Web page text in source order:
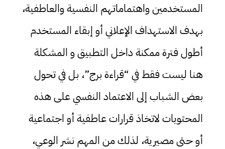
المستخدمين واهتماماتهم النفسية والعاطفية،
بهدف الاستهداف الإعلاني أو إبقاء المستخدم
أطول فترة ممكنة داخل التطبيق و المشكلة
هنا ليست فقط في “قراءة برج”، بل في تحول
بعض الشباب إلى الاعتماد النفسي على هذه
المحتويات لاتخاذ قرارات عاطفية أو اجتماعية
أو حتى مصيرية، لذلك من المهم نشر الوعي،